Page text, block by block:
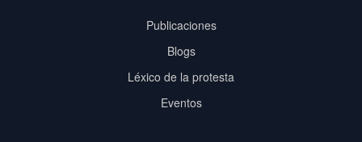
Publicaciones
Blogs
Léxico de la protesta
Eventos